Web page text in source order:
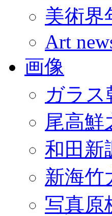
美術界
Art
画像
ガラス
尾高鮮
和田新
新海竹
写真原